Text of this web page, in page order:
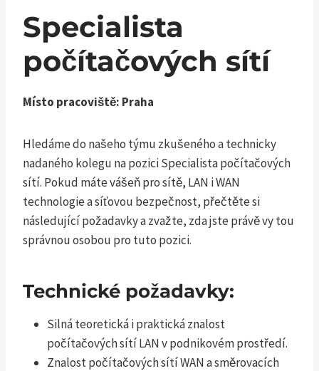
Specialista
počítačových sítí
Místo pracoviště: Praha
Hledáme do našeho týmu zkušeného a technicky
nadaného kolegu na pozici Specialista počítačových
sítí. Pokud máte vášeň pro sítě, LAN i WAN
technologie a síťovou bezpečnost, přečtěte si
následující požadavky a zvažte, zda jste právě vy tou
správnou osobou pro tuto pozici.
Technické požadavky:
Silná teoretická i praktická znalost
počítačových sítí LAN v podnikovém prostředí.
Znalost počítačových sítí WAN a směrovacích